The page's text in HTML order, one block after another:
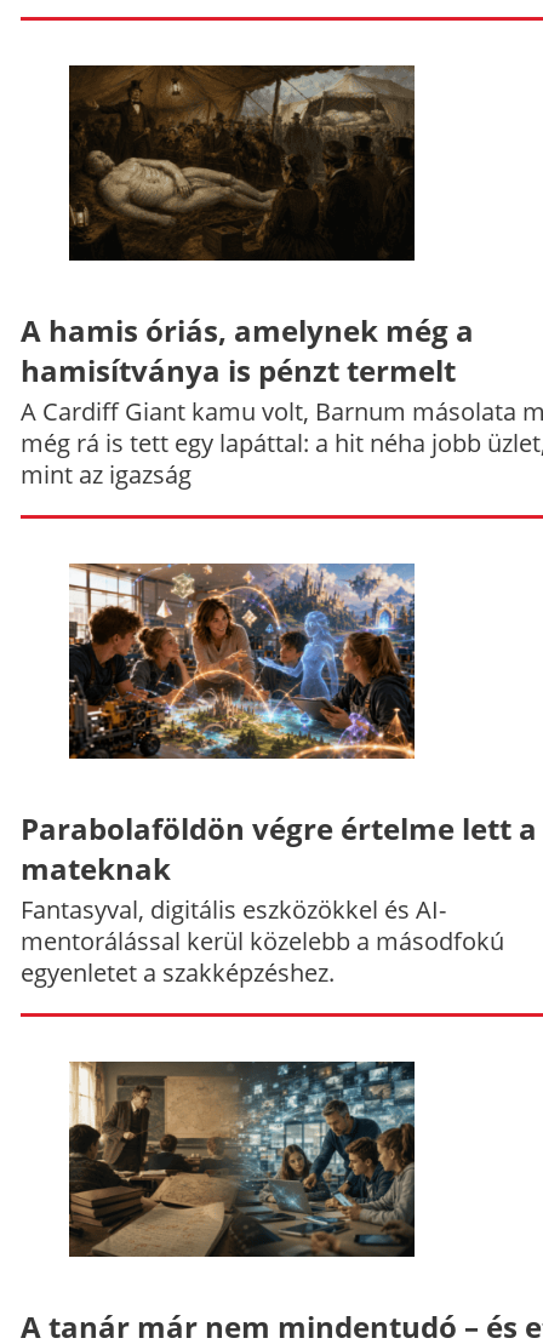
A hamis óriás, amelynek még a
hamisítványa is pénzt termelt
A Cardiff Giant kamu volt, Barnum másolata
még rá is tett egy lapáttal: a hit néha jobb
mint az igazság
Parabolaföldön végre értelme lett a
mateknak
Fantasyval, digitális eszközökkel és AI-
mentorálással kerül közelebb a másodfokú
egyenletet a szakképzéshez.
A tanár már nem mindentudó – és